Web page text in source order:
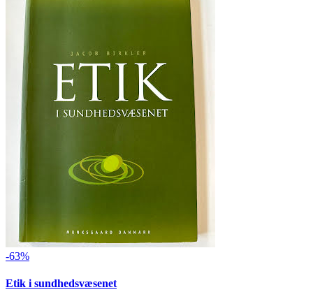
-63%
Etik i sundhedsvæsenet